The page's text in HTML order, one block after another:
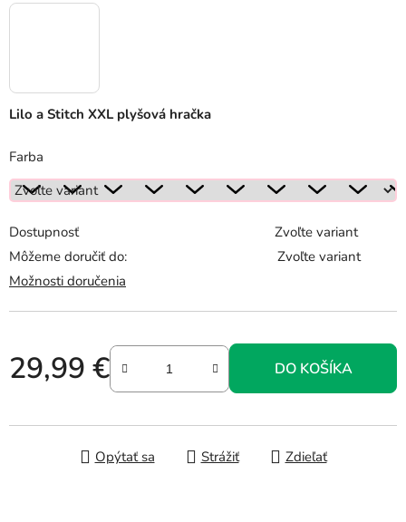
Lilo a Stitch XXL plyšová hračka
Farba
Dostupnosť
Zvoľte variant
Môžeme doručiť do:
Zvoľte variant
Možnosti doručenia
29,99 €
Jednotková cena:
DO KOŠÍKA
Opýtať sa Strážiť Zdieľať